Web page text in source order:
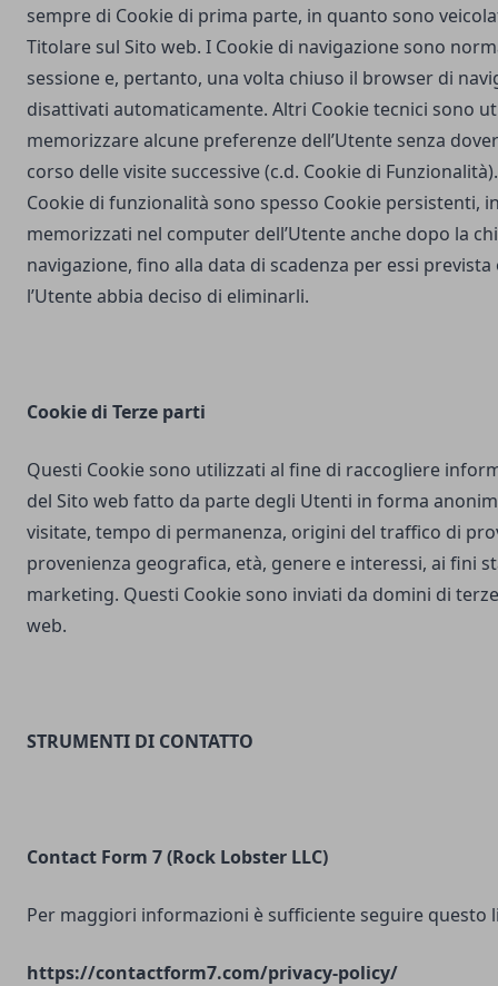
sempre di Cookie di prima parte, in quanto sono
Titolare sul Sito web. I Cookie di navigazione sono
sessione e, pertanto, una volta chiuso il browser di
disattivati automaticamente. Altri Cookie tecnici sono
memorizzare alcune preferenze dell’Utente senza
corso delle visite successive (c.d. Cookie di
Cookie di funzionalità sono spesso Cookie persistenti,
memorizzati nel computer dell’Utente anche dopo la
navigazione, fino alla data di scadenza per essi
l’Utente abbia deciso di eliminarli.
Cookie di Terze parti
Questi Cookie sono utilizzati al fine di raccogliere
del Sito web fatto da parte degli Utenti in forma
visitate, tempo di permanenza, origini del traffico di
provenienza geografica, età, genere e interessi, ai fini
marketing. Questi Cookie sono inviati da domini di
web.
STRUMENTI DI CONTATTO
Contact Form 7 (Rock Lobster LLC)
Per maggiori informazioni è sufficiente seguire questo
https://contactform7.com/privacy-policy/